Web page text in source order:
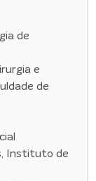
de
e
de
Instituto de